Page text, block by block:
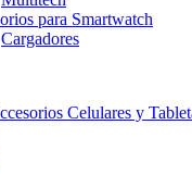
para Smartwatch
Cargadores
Celulares y